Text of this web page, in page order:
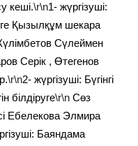
кеші.\r\n1- жүргізуші:
Қызылқұм шекара
Сүлеймен
Серік , Өтегенов
\r\n2- жүргізуші: Бүгінгі
білдіруге\r\n Сөз
Ебелекова Элмира
Баяндама